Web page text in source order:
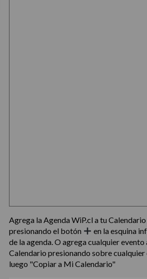
Agrega la Agenda WiP.cl a tu
presionando el botón
en la esquina
de la agenda. O agrega cualquier evento
Calendario presionando sobre cualquier
luego "Copiar a Mi Calendario"